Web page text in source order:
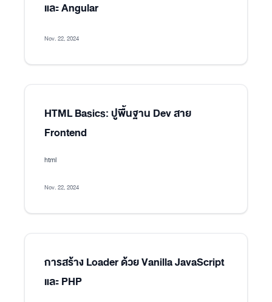
และ Angular
Nov. 22, 2024
HTML Basics: ปูพื้นฐาน Dev สาย
Frontend
html
Nov. 22, 2024
การสร้าง Loader ด้วย Vanilla JavaScript
และ PHP